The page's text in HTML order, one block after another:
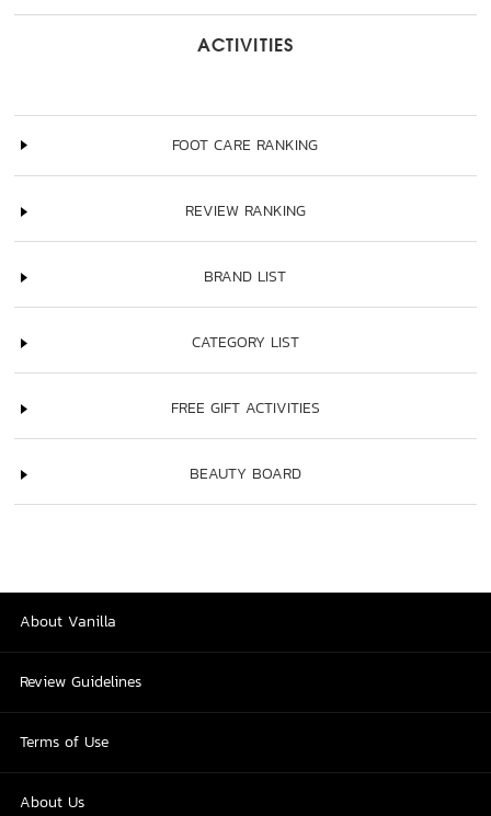
ACTIVITIES
FOOT CARE RANKING
REVIEW RANKING
BRAND LIST
CATEGORY LIST
FREE GIFT ACTIVITIES
BEAUTY BOARD
About Vanilla
Review Guidelines
Terms of Use
About Us